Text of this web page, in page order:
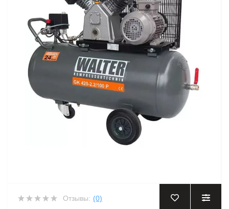
Отзывы: (0)